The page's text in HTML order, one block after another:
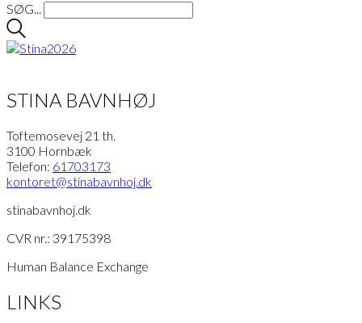
SØG...
STINA BAVNHØJ
Toftemosevej 21 th.
3100 Hornbæk
Telefon: 61703173
kontoret@stinabavnhoj.dk
stinabavnhoj.dk
CVR nr.: 39175398
Human Balance Exchange
LINKS